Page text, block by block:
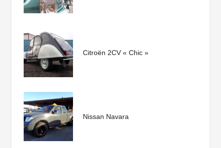
Citroën 2CV « Chic »
Nissan Navara